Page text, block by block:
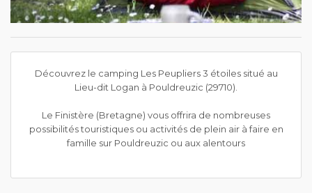
Découvrez le camping Les Peupliers 3 étoiles situé au
Lieu-dit Logan à Pouldreuzic (29710).
Le Finistère (Bretagne) vous offrira de nombreuses
possibilités touristiques ou activités de plein air à faire en
famille sur Pouldreuzic ou aux alentours